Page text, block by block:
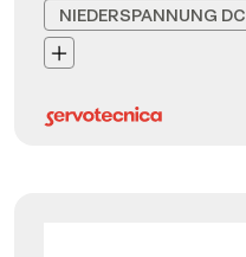
NIEDERSPANNUNG DC